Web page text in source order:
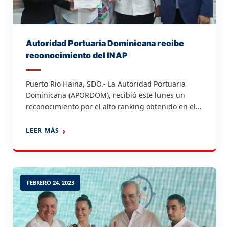
Autoridad Portuaria Dominicana recibe
reconocimiento del INAP
Puerto Rio Haina, SDO.- La Autoridad Portuaria
Dominicana (APORDOM), recibió este lunes un
reconocimiento por el alto ranking obtenido en el
Monitoreo de la Administración Pública y por las
en sus servidores, por medio de la oferta formativa.
LEER MÁS
FEBRERO 24, 2023